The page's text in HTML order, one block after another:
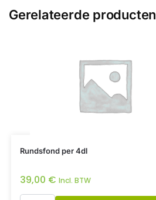
Gerelateerde producten
Rundsfond per 4dl
39,00 € Incl. BTW